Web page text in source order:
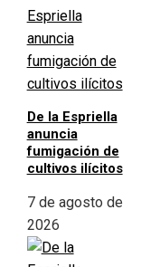
De la Espriella
anuncia
fumigación de
cultivos ilícitos
7 de agosto de
2026